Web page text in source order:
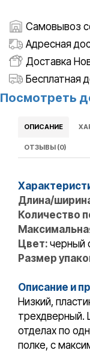
Самовывоз
Адресная
Доставка
Бесплатная
Посмотреть
ОПИСАНИЕ
ОТЗЫВЫ (0)
Длина/
Количество
Цвет: черный
Размер
Описание и
Низкий,
трехдверный.
отделах по
полке, с